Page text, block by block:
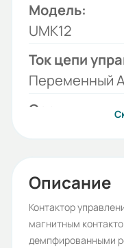
Модель:
UMK12
Ток цепи
Переменный
Серия:
HYUNDAI
Рабочее
690
Описание
Контактор
магнитным
демпфированными